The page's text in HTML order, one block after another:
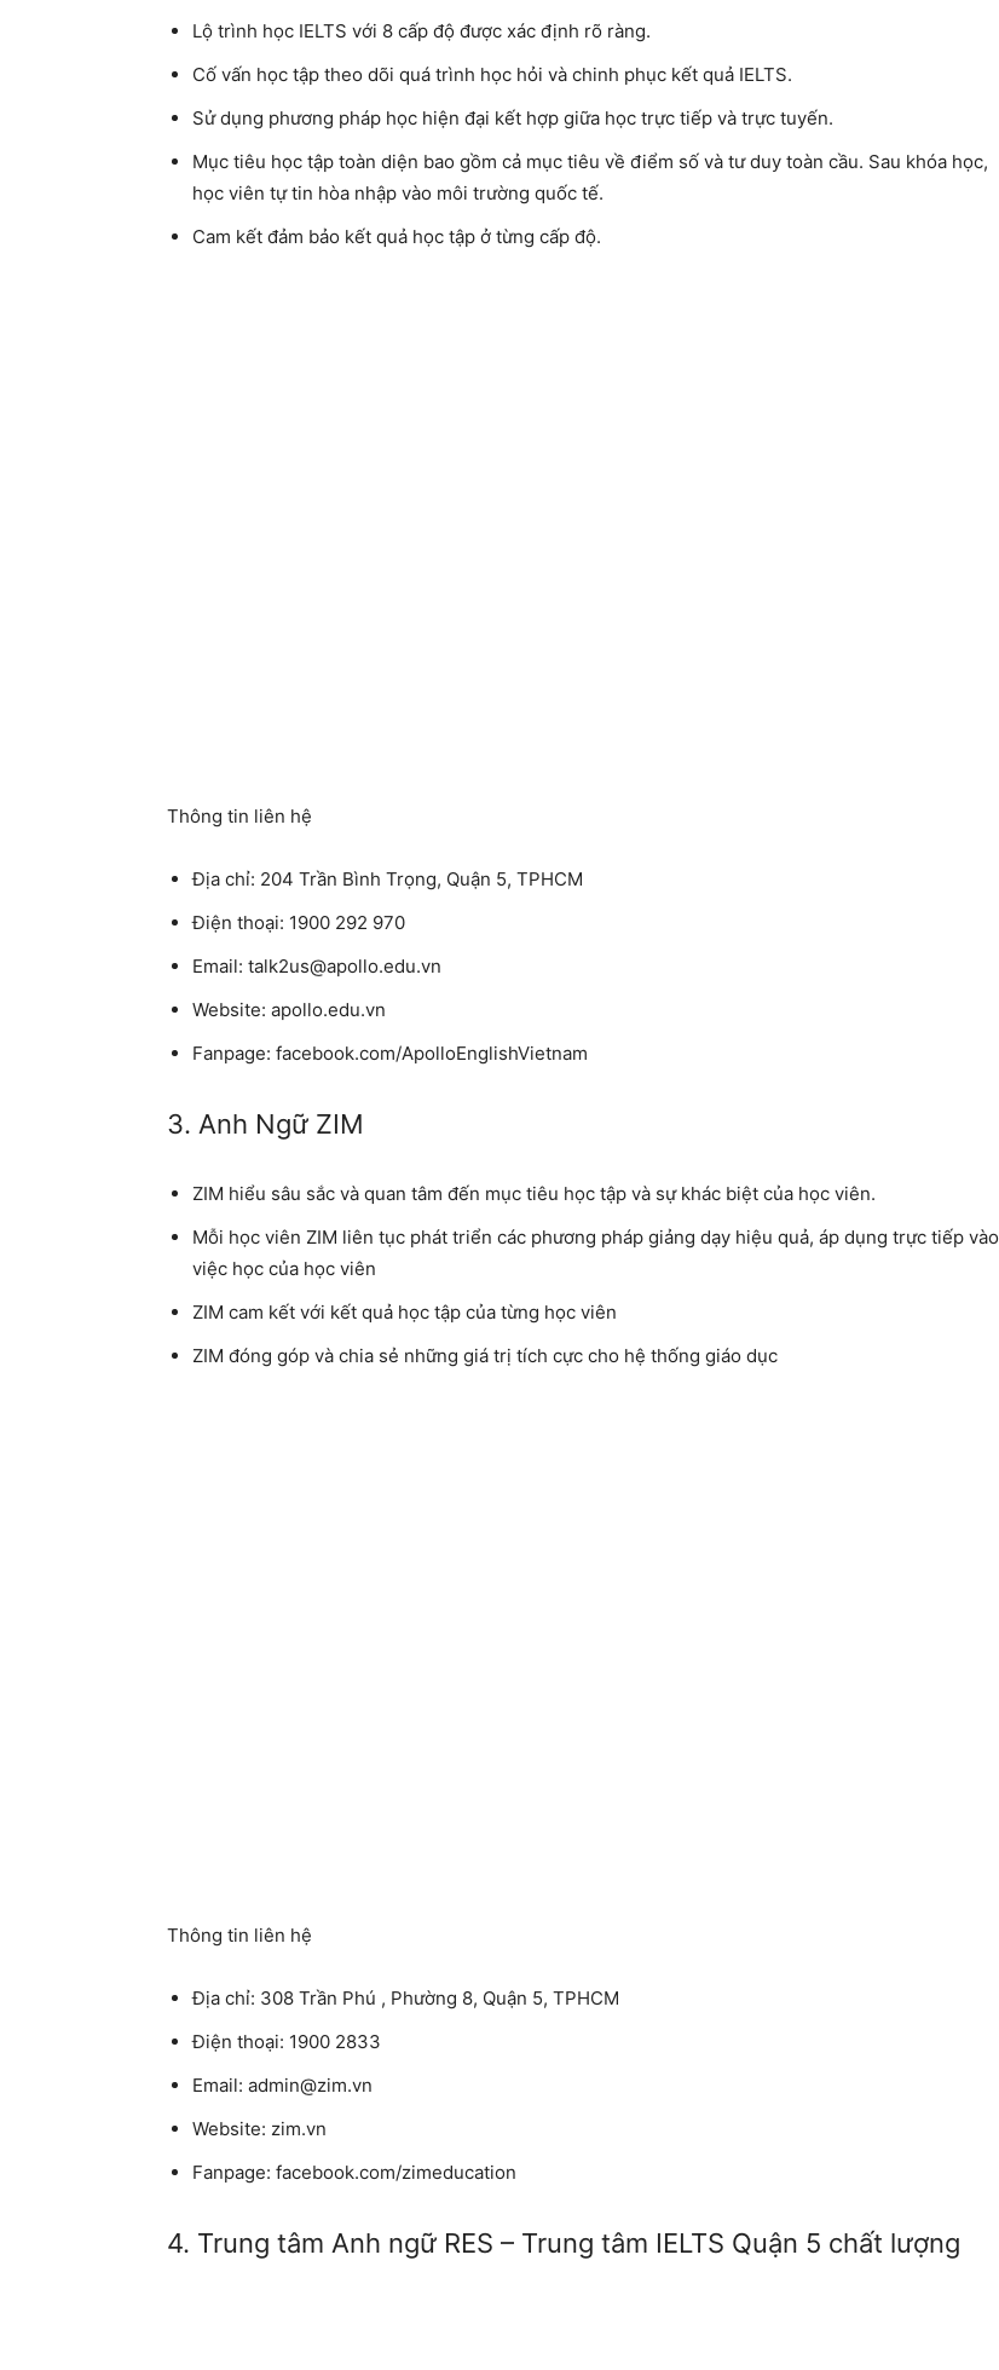
Lộ trình học IELTS với 8 cấp độ được xác định rõ ràng.
Cố vấn học tập theo dõi quá trình học hỏi và chinh phục kết quả IELTS.
Sử dụng phương pháp học hiện đại kết hợp giữa học trực tiếp và trực tuyến.
Mục tiêu học tập toàn diện bao gồm cả mục tiêu về điểm số và tư duy toàn cầu. Sau khóa học,
học viên tự tin hòa nhập vào môi trường quốc tế.
Cam kết đảm bảo kết quả học tập ở từng cấp độ.
Thông tin liên hệ
Địa chỉ: 204 Trần Bình Trọng, Quận 5, TPHCM
Điện thoại: 1900 292 970
Email: talk2us@apollo.edu.vn
Website: apollo.edu.vn
Fanpage: facebook.com/ApolloEnglishVietnam
3. Anh Ngữ ZIM
ZIM hiểu sâu sắc và quan tâm đến mục tiêu học tập và sự khác biệt của học viên.
Mỗi học viên ZIM liên tục phát triển các phương pháp giảng dạy hiệu quả, áp dụng trực tiếp vào
việc học của học viên
ZIM cam kết với kết quả học tập của từng học viên
ZIM đóng góp và chia sẻ những giá trị tích cực cho hệ thống giáo dục
Thông tin liên hệ
Địa chỉ: 308 Trần Phú , Phường 8, Quận 5, TPHCM
Điện thoại: 1900 2833
Email: admin@zim.vn
Website: zim.vn
Fanpage: facebook.com/zimeducation
4. Trung tâm Anh ngữ RES – Trung tâm IELTS Quận 5 chất lượng